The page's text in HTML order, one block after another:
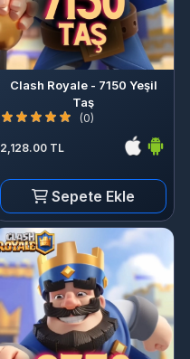
Clash Royale - 7150 Yeşil
Taş
(0)
2,128.00 TL
Sepete Ekle